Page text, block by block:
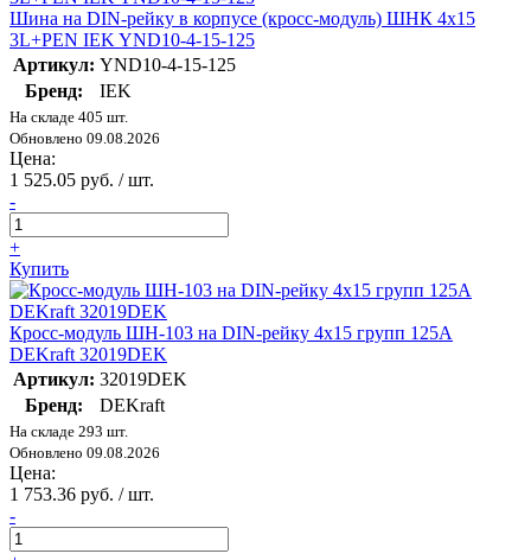
Шина на DIN-рейку в корпусе (кросс-модуль) ШНК 4х15
3L+PEN IEK YND10-4-15-125
Артикул: YND10-4-15-125
Бренд:
IEK
На складе 405 шт.
Обновлено 09.08.2026
Цена:
1 525.05 руб. / шт.
-
+
Купить
Кросс-модуль ШН-103 на DIN-рейку 4х15 групп 125А
DEKraft 32019DEK
Артикул: 32019DEK
Бренд:
DEKraft
На складе 293 шт.
Обновлено 09.08.2026
Цена:
1 753.36 руб. / шт.
-